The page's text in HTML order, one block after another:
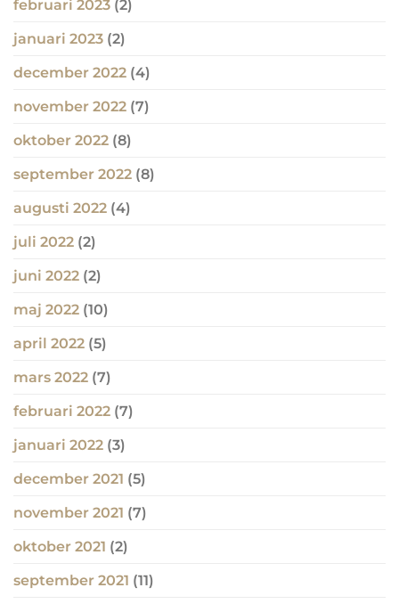
februari 2023 (2)
januari 2023 (2)
december 2022 (4)
november 2022 (7)
oktober 2022 (8)
september 2022 (8)
augusti 2022 (4)
juli 2022 (2)
juni 2022 (2)
maj 2022 (10)
april 2022 (5)
mars 2022 (7)
februari 2022 (7)
januari 2022 (3)
december 2021 (5)
november 2021 (7)
oktober 2021 (2)
september 2021 (11)